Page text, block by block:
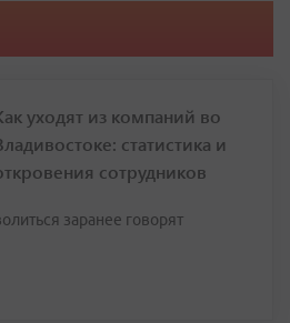
уходят из компаний во
статистика и
сотрудников
заранее говорят